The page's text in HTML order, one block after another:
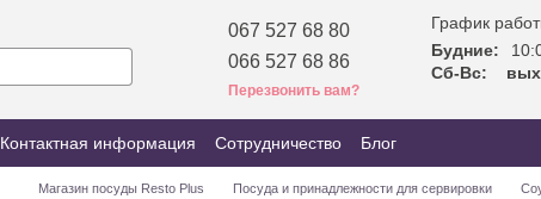
067 527 68 80
066 527 68 86
Перезвонить вам?
График
Будние:
Сб-Вс:
Контактная информация Сотрудничество Блог
Магазин посуды Resto Plus Посуда и принадлежности для сервировки